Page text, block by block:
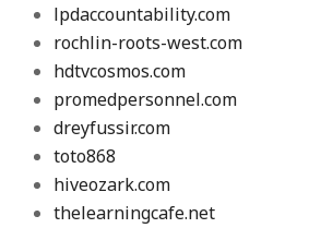
lpdaccountability.com
rochlin-roots-west.com
hdtvcosmos.com
promedpersonnel.com
dreyfussir.com
toto868
hiveozark.com
thelearningcafe.net